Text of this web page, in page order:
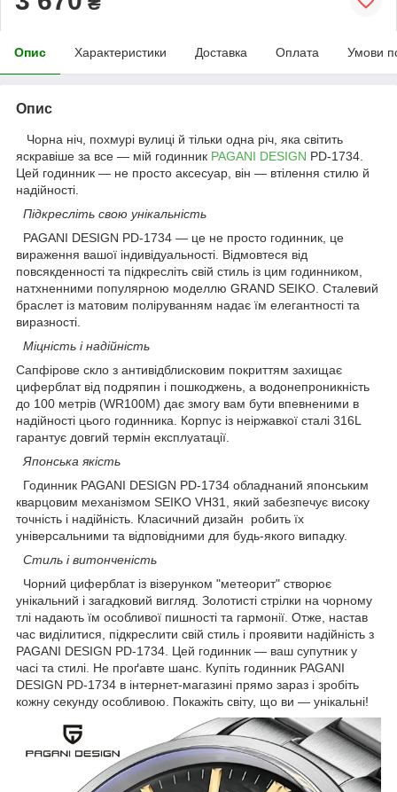
Опис Характеристики Доставка Оплата Умови
Опис
Чорна ніч, похмурі вулиці й тільки одна річ, яка світить
яскравіше за все — мій годинник PAGANI DESIGN PD-1734.
Цей годинник — не просто аксесуар, він — втілення стилю й
надійності.
Підкресліть свою унікальність
PAGANI DESIGN PD-1734 — це не просто годинник, це
вираження вашої індивідуальності. Відмовтеся від
повсякденності та підкресліть свій стиль із цим годинником,
натхненними популярною моделлю GRAND SEIKO. Сталевий
браслет із матовим поліруванням надає їм елегантності та
виразності.
Міцність і надійність
Сапфірове скло з антивідблисковим покриттям захищає
циферблат від подряпин і пошкоджень, а водонепроникність
до 100 метрів (WR100M) дає змогу вам бути впевненими в
надійності цього годинника. Корпус із неіржавкої сталі 316L
гарантує довгий термін експлуатації.
Японська якість
Годинник PAGANI DESIGN PD-1734 обладнаний японським
кварцовим механізмом SEIKO VH31, який забезпечує високу
точність і надійність. Класичний дизайн робить їх
універсальними та відповідними для будь-якого випадку.
Стиль і витонченість
Чорний циферблат із візерунком "метеорит" створює
унікальний і загадковий вигляд. Золотисті стрілки на чорному
тлі надають їм особливої пишності та гармонії. Отже, настав
час виділитися, підкреслити свій стиль і проявити надійність з
PAGANI DESIGN PD-1734. Цей годинник — ваш супутник у
часі та стилі. Не проґавте шанс. Купіть годинник PAGANI
DESIGN PD-1734 в інтернет-магазині прямо зараз і зробіть
кожну секунду особливою. Покажіть світу, що ви — унікальні!